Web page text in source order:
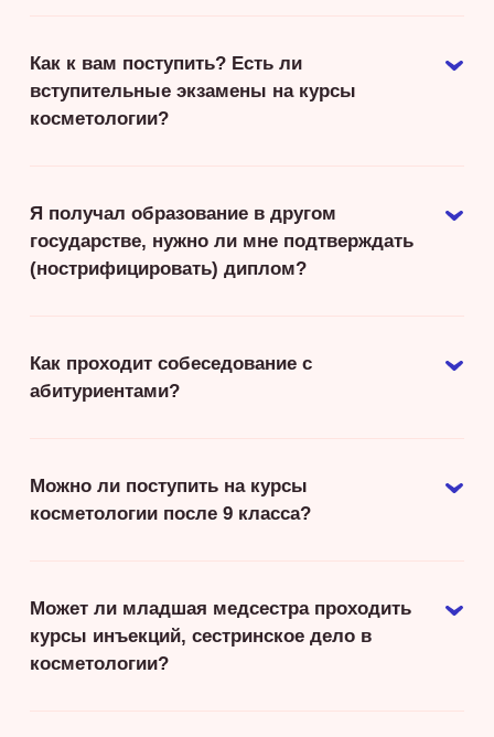
Как к вам поступить? Есть ли
вступительные экзамены на курсы
косметологии?
Я получал образование в другом
государстве, нужно ли мне подтверждать
(нострифицировать) диплом?
Как проходит собеседование с
абитуриентами?
Можно ли поступить на курсы
косметологии после 9 класса?
Может ли младшая медсестра проходить
курсы инъекций, сестринское дело в
косметологии?